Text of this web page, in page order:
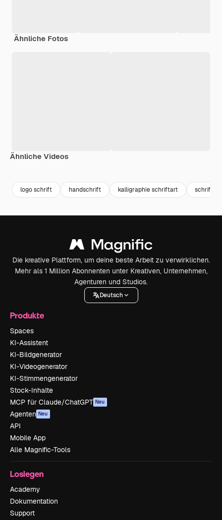
Ähnliche Fotos
Ähnliche Videos
logo schrift handschrift kalligraphie schriftart
Die kreative Plattform, um deine beste Arbeit zu verwirklichen.
Mehr als 1 Million Abonnenten unter Kreativen, Unternehmen,
Agenturen und Studios.
Deutsch
Produkte
Spaces
KI-Assistent
KI-Bildgenerator
KI-Videogenerator
KI-Stimmengenerator
Stock-Inhalte
MCP für Claude/ChatGPT Neu
Agenten Neu
API
Mobile App
Alle Magnific-Tools
Loslegen
Academy
Dokumentation
Support